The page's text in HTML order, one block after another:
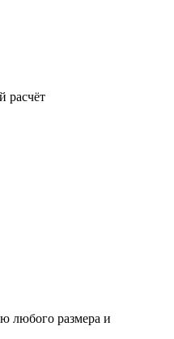
расчёт
любого размера и